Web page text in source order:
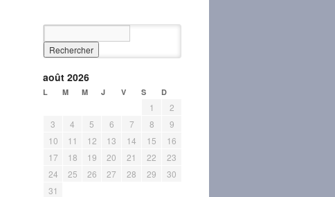
août 2026
L M M J V S D
1
2
3
4 5 6 7 8
9
10
11 12 13 14 15
16
17
18 19 20 21 22
23
24
25 26 27 28 29
30
31